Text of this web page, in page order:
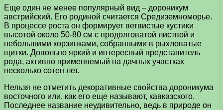
Еще один не менее популярный вид – дороникум
австрийский. Его родиной считается Средиземноморье.
В процессе роста он формирует ветвистые кустики
высотой около 50-80 см с продолговатой листвой и
небольшими корзинками, собранными в рыхловатые
щитки. Довольно яркий и интересный представитель
рода, активно применяемый на дачных участках
несколько сотен лет.
Нельзя не отметить декоративные свойства дороникума
восточного или, как его еще называют, кавказского.
Последнее название неудивительно, ведь в природе он